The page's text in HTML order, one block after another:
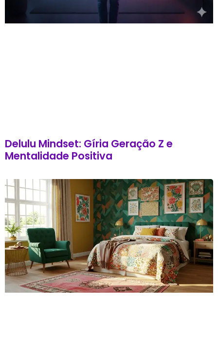
Delulu Mindset: Gíria Geração Z e
Mentalidade Positiva